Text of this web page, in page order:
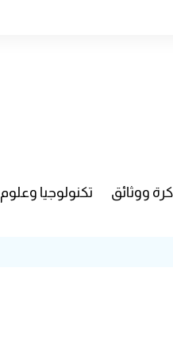
ووثائق تكنولوجيا وعلوم